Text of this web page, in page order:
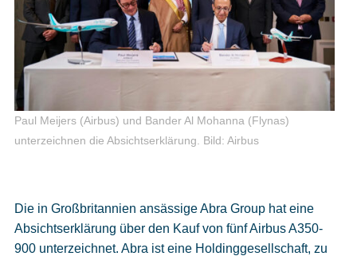
Paul Meijers (Airbus) und Bander Al Mohanna (Flynas)
unterzeichnen die Absichtserklärung.
Bild: Airbus
Die in Großbritannien ansässige Abra Group hat eine
Absichtserklärung über den Kauf von fünf Airbus A350-
900 unterzeichnet. Abra ist eine Holdinggesellschaft, zu